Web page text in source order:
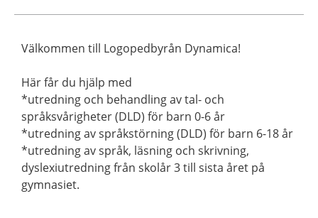
Välkommen till Logopedbyrån Dynamica!
Här får du hjälp med
*utredning och behandling av tal- och
språksvårigheter (DLD) för barn 0-6 år
*utredning av språkstörning (DLD) för barn 6-18 år
*utredning av språk, läsning och skrivning,
dyslexiutredning från skolår 3 till sista året på
gymnasiet.